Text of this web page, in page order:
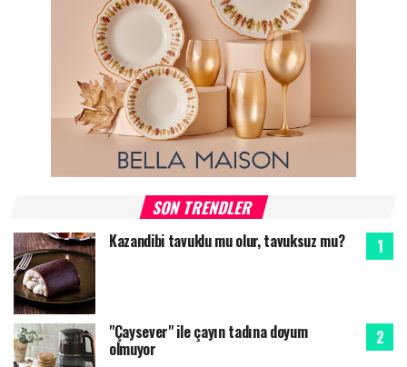
SON TRENDLER
Kazandibi tavuklu mu olur, tavuksuz mu?
"Çaysever" ile çayın tadına doyum
olmuyor